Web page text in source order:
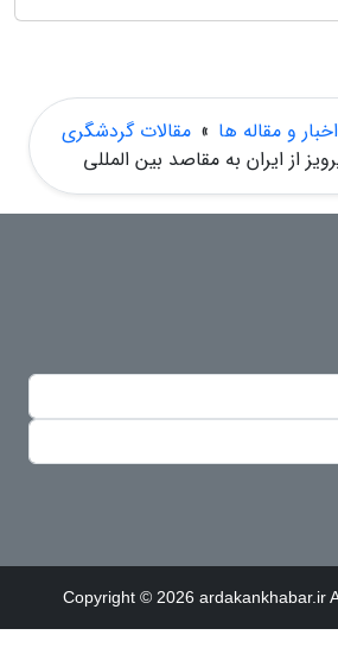
و مقاله ها » مقالات گردشگری
از ایران به مقاصد بین المللی
Copyright © 2026 ardakankhabar.ir